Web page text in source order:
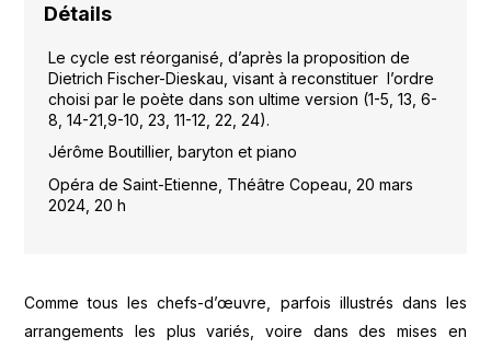
Détails
Le cycle est réorganisé, d’après la proposition de
Dietrich Fischer-Dieskau, visant à reconstituer l’ordre
choisi par le poète dans son ultime version (1-5, 13, 6-
8, 14-21,9-10, 23, 11-12, 22, 24).
Jérôme Boutillier, baryton et piano
Opéra de Saint-Etienne, Théâtre Copeau, 20 mars
2024, 20 h
Comme tous les chefs-d’œuvre, parfois illustrés dans les
arrangements les plus variés, voire dans des mises en